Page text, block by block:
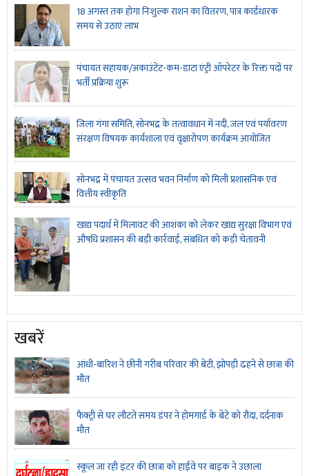
18 अगस्त तक होगा निःशुल्क राशन का वितरण, पात्र कार्डधारक
समय से उठाएं लाभ
पंचायत सहायक/अकाउंटेंट-कम-डाटा एंट्री ऑपरेटर के रिक्त पदों पर
भर्ती प्रक्रिया शुरू
जिला गंगा समिति, सोनभद्र के तत्वावधान में नदी, जल एवं पर्यावरण
संरक्षण विषयक कार्यशाला एवं वृक्षारोपण कार्यक्रम आयोजित
सोनभद्र में पंचायत उत्सव भवन निर्माण को मिली प्रशासनिक एवं
वित्तीय स्वीकृति
खाद्य पदार्थ में मिलावट की आशंका को लेकर खाद्य सुरक्षा विभाग एवं
औषधि प्रशासन की बड़ी कार्रवाई, संबधित को कड़ी चेतावनी
खबरें
आंधी-बारिश ने छीनी गरीब परिवार की बेटी, झोपड़ी ढहने से छात्रा की
मौत
फैक्ट्री से घर लौटते समय डंपर ने होमगार्ड के बेटे को रौंदा, दर्दनाक
मौत
स्कूल जा रही इंटर की छात्रा को हाईवे पर बाइक ने उछाला